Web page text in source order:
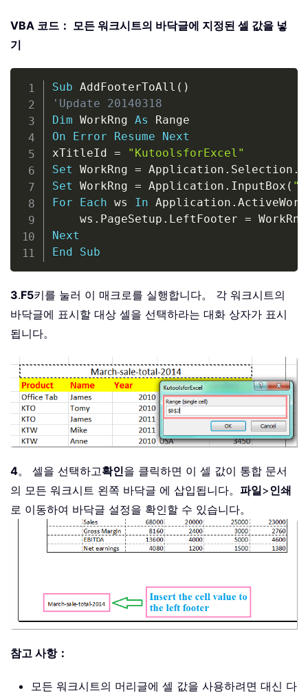
VBA 코드： 모든 워크시트의 바닥글에 지정된 셀 값을 넣
기
Sub AddFooterToAll ( )
'Update 20140318
Dim WorkRng As
On
Error Resume
Next
xTitleId =
"KutoolsforExcel"
Set WorkRng = Application . Selection .
Set WorkRng = Application . InputBox (
For
Each ws In Application .
    ws
. PageSetup . LeftFooter = WorkRng
Next
End
Sub
3.F5키를 눌러 이 매크로를 실행합니다。 각 워크시트의
바닥글에 표시할 대상 셀을 선택하라는 대화 상자가 표시
됩니다。
4。 셀을 선택하고확인을 클릭하면 이 셀 값이 통합 문서
의 모든 워크시트 왼쪽 바닥글 에 삽입됩니다。 파일>인쇄
로 이동하여 바닥글 설정을 확인할 수 있습니다。
참고 사항：
모든 워크시트의 머리글에 셀 값을 사용하려면 대신 다